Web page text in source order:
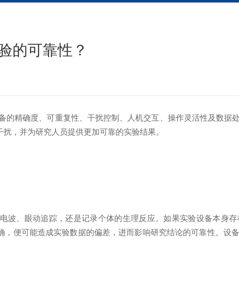
的可靠性？
的精确度、可重复性、干扰控制、人机交互、操作灵活性及数据
，并为研究人员提供更加可靠的实验结果。
波、眼动追踪，还是记录个体的生理反应。如果实验设备本身
便可能造成实验数据的偏差，进而影响研究结论的可靠性。设